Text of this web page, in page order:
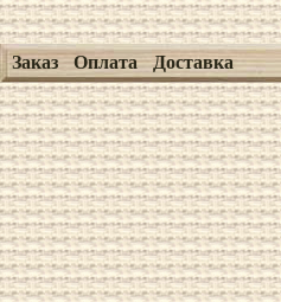
Заказ Оплата Доставка